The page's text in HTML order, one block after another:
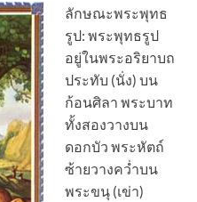
ลักษณะพระพุทธ
รูป: พระพุทธรูป
อยู่ในพระอริยาบถ
ประทับ (นั่ง) บน
ก้อนศิลา พระบาท
ทั้งสองวางบน
ดอกบัว พระหัตถ์
ซ้ายวางคว่ำบน
พระขนุ (เข่า)